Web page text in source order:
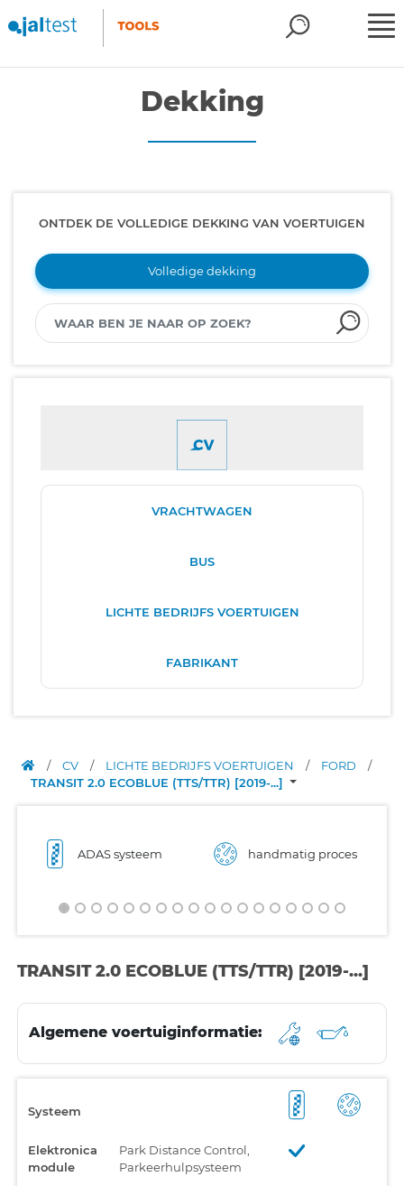
Dekking
ONTDEK DE VOLLEDIGE DEKKING VAN VOERTUIGEN
Volledige dekking
VRACHTWAGEN
BUS
LICHTE BEDRIJFS VOERTUIGEN
FABRIKANT
/ CV / LICHTE BEDRIJFS VOERTUIGEN / FORD
/
TRANSIT 2.0 ECOBLUE (TTS/TTR) [2019-...]
ADAS systeem handmatig proces
TRANSIT 2.0 ECOBLUE (TTS/TTR) [2019-...]
Algemene voertuiginformatie:
Systeem
Elektronica
module
Park Distance Control,
Parkeerhulpsysteem